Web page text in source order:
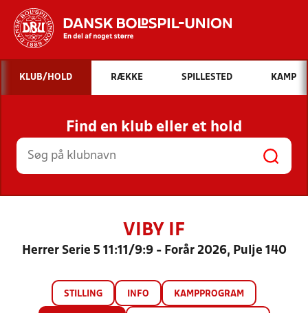
Hvad vil du søge efter?
INDHOLD OG NYHEDER
STILLINGER, RESULTATER, KLUBBER OG
HOLD
KLUB/HOLD RÆKKE SPILLESTED KAMP
Find en klub eller et hold
VIBY IF
Herrer Serie 5 11:11/9:9 - Forår 2026, Pulje 140
STILLING INFO KAMPPROGRAM